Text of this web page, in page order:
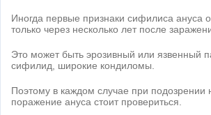
Иногда первые признаки сифилиса ануса
только через несколько лет после
Это может быть эрозивный или язвенный
сифилид, широкие кондиломы.
Поэтому в каждом случае при подозрении
поражение ануса стоит провериться.